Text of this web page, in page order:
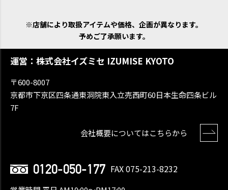
※店舗により取扱アイテムや価格、企画が異なります。
予めご了承願います。
運営：株式会社イズミセ IZUMISE KYOTO
〒600-8007
京都市下京区四条通東洞院東入立売西町60日本生命四条ビル
7F
会社概要についてはこちらから
0120-050-177 FAX 075-213-8232